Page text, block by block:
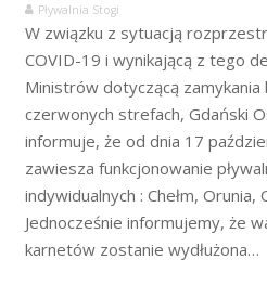
Pływalnia Stogi
W związku z sytuacją
COVID-19 i wynikającą z tego
Ministrów dotyczącą
czerwonych strefach, Gdański
informuje, że od dnia 17
zawiesza funkcjonowanie
indywidualnych : Chełm,
Jednocześnie informujemy, że
karnetów zostanie wydłużona…